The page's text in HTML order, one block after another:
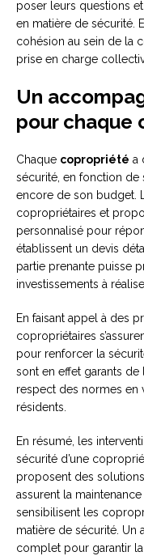
poser leurs questions
en matière de sécurité.
cohésion au sein de la
prise en charge
Un
pour chaque
Chaque copropriété a
sécurité, en fonction de
encore de son budget.
copropriétaires et
personnalisé pour
établissent un devis
partie prenante puisse
investissements à
En faisant appel à des
copropriétaires
pour renforcer la
sont en effet garants
respect des normes en
résidents.
En résumé, les
sécurité d’une
proposent des
assurent la
sensibilisent les
matière de sécurité. Un
complet pour garantir